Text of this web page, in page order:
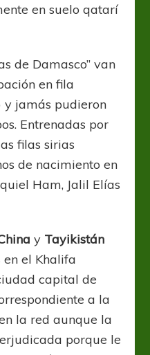
en suelo qatarí
de Damasco” van
en fila
y jamás pudieron
Entrenadas por
filas sirias
de nacimiento en
Ham, Jalil Elías
y Tayikistán
el Khalifa
capital de
a la
la red aunque la
porque le